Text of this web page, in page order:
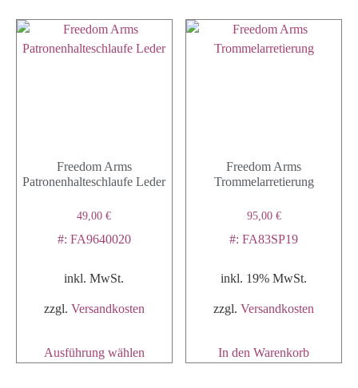
Freedom Arms
Patronenhalteschlaufe Leder
49,00€
#: FA9640020
inkl. MwSt.
zzgl. Versandkosten
Ausführung wählen
Freedom Arms
Trommelarretierung
95,00 €
#: FA83SP19
inkl. 19% MwSt.
zzgl.Versandkosten
In den Warenkorb